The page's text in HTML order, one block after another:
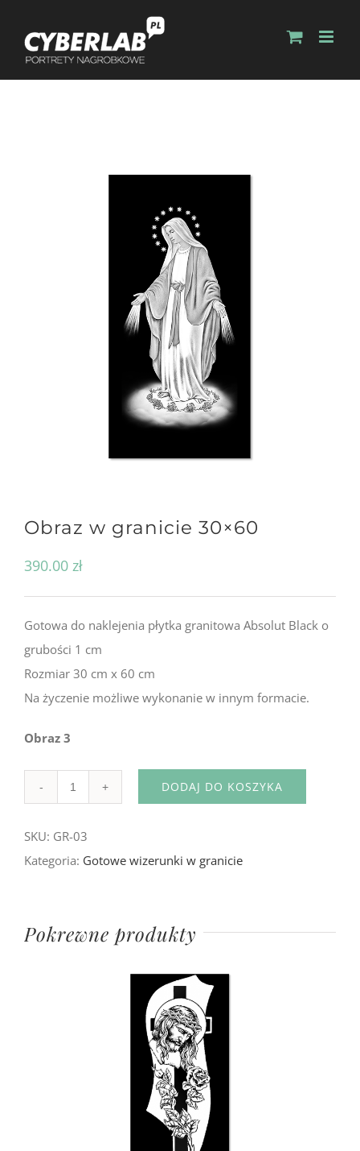
Obraz w granicie 30×60
390.00 zł
Gotowa do naklejenia płytka granitowa Absolut Black o
grubości 1 cm
Rozmiar 30 cm x 60 cm
Na życzenie możliwe wykonanie w innym formacie.
Obraz 3
DODAJ DO KOSZYKA
SKU: GR-03
Kategoria: Gotowe wizerunki w granicie
Pokrewne produkty